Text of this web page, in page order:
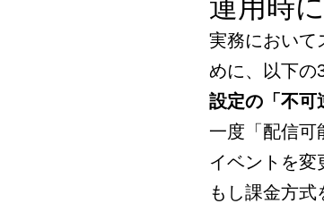
運用時
実務において
めに、以下の
設定の「不可
一度「配信可
イベントを変
もし課金方